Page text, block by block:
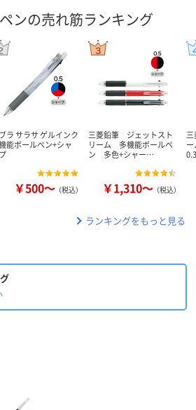
ンの売れ筋ランキング
ラ サラサ ゲルインク
能ボールペン+シャ
￥500～ （税込）
三菱鉛筆 ジェットスト
リーム 多機能ボールペ
ン 多色+シャー…
￥1,310～ （税込）
ランキングをもっと見る